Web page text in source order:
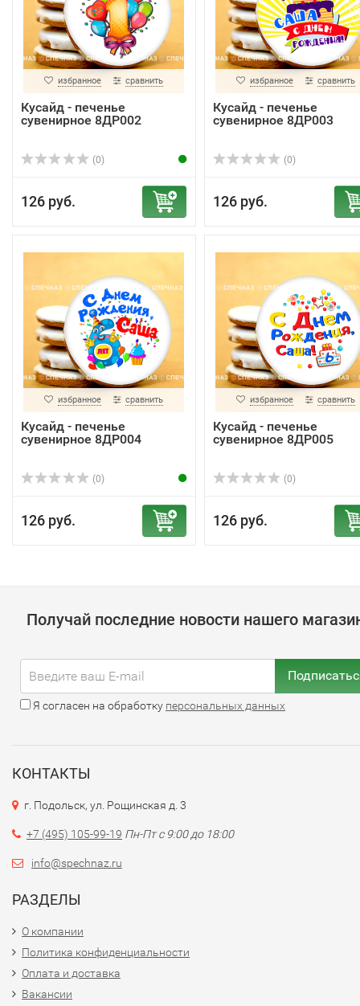
избранное сравнить
Кусайд - печенье
сувенирное 8ДР002
(0)
126 руб.
избранное сравнить
Кусайд - печенье
сувенирное 8ДР003
(0)
126 руб.
избранное сравнить
Кусайд - печенье
сувенирное 8ДР004
(0)
126 руб.
избранное сравнить
Кусайд - печенье
сувенирное 8ДР005
(0)
126 руб.
Получай последние новости нашего
Я согласен на обработку персональных данных
КОНТАКТЫ
г. Подольск, ул. Рощинская д. 3
+7 (495) 105-99-19 Пн-Пт с 9:00 до 18:00
info@spechnaz.ru
РАЗДЕЛЫ
О компании
Политика конфиденциальности
Оплата и доставка
Вакансии